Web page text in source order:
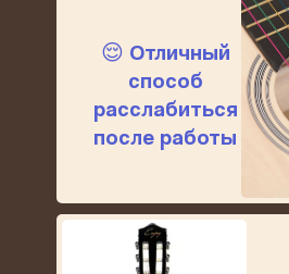
😌 Отличный
способ
расслабиться
после работы